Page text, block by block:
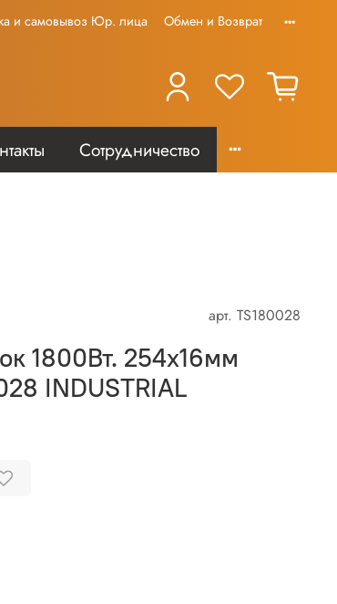
и самовывоз Юр. лица Обмен и Возврат
Сотрудничество
арт. TS180028
1800Вт. 254х16мм
INDUSTRIAL